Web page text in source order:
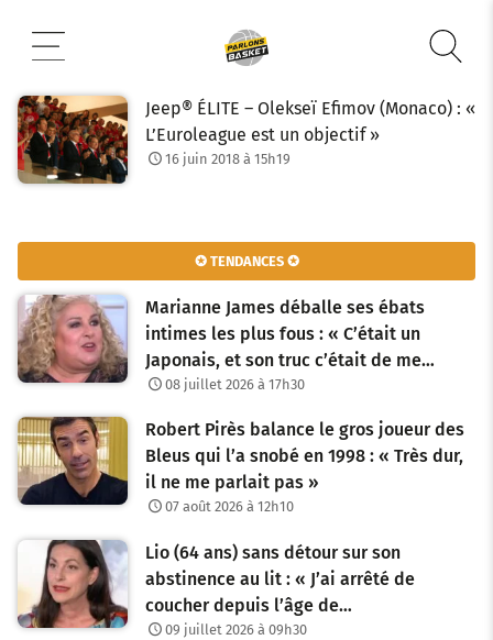
contenu
Jeep® ÉLITE – Olekseï Efimov (Monaco) : «
L’Euroleague est un objectif »
16 juin 2018 à 15h19
✪ TENDANCES ✪
Marianne James déballe ses ébats
intimes les plus fous : « C’était un
Japonais, et son truc c’était de me…
08 juillet 2026 à 17h30
Robert Pirès balance le gros joueur des
Bleus qui l’a snobé en 1998 : « Très dur,
il ne me parlait pas »
07 août 2026 à 12h10
Lio (64 ans) sans détour sur son
abstinence au lit : « J’ai arrêté de
coucher depuis l’âge de…
09 juillet 2026 à 09h30